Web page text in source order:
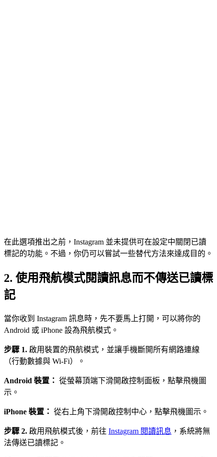
在此選項推出之前，Instagram 並未提供可在設定中關閉已讀
標記的功能。不過，你仍可以嘗試一些替代方法來達成目的。
2. 使用飛航模式閱讀訊息而不傳送已讀標
記
當你收到 Instagram 訊息時，先不要馬上打開，可以將你的
Android 或 iPhone 設為飛航模式。
步驟 1. 啟用裝置的飛航模式，並讓手機斷開所有網路連線
（行動數據與 Wi-Fi）。
Android 裝置： 從螢幕頂端下滑開啟控制面板，點擊飛機圖
示。
iPhone 裝置： 從右上角下滑開啟控制中心，點擊飛機圖示。
步驟 2. 啟用飛航模式後，前往 Instagram 閱讀訊息 ，系統將無
法傳送已讀標記。